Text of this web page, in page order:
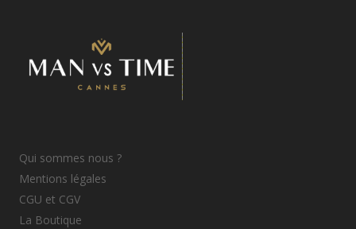
Qui sommes nous ?
Mentions légales
CGU et CGV
La Boutique